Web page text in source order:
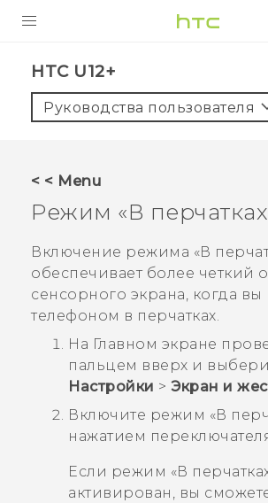
5G
ПОДДЕРЖКА
HTC U12+‎
Руководства пользователя
< < Menu
Режим «В
Включение режима «В
обеспечивает более четкий
сенсорного экрана, когда вы
телефоном в перчатках.
На Главном экране
пальцем вверх и
Настройки > Экран и
Включите режим «В
нажатием
Если режим «В
активирован, вы